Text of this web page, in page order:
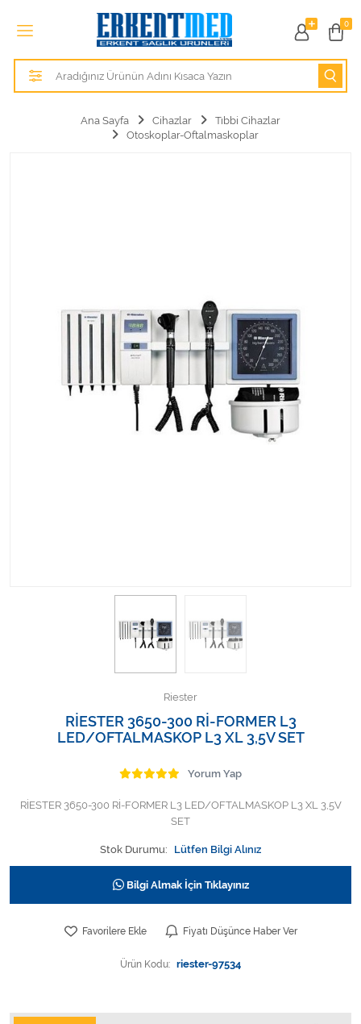
0
Tüm Kategoriler
Alezler
Anne ve Bebek Sağlığı
Kişisel Bakım ve Sağlık
Kişisel Bakım ve Sağlık
Varis Çorapları
Tüm Kategorileri Gör
Ana Sayfa Cihazlar
Tıbbi Cihazlar
Otoskoplar-Oftalmaskoplar
Riester
RİESTER 3650-300 Rİ-FORMER L3
LED/OFTALMASKOP L3 XL 3,5V SET
Yorum Yap
RİESTER 3650-300 Rİ-FORMER L3 LED/OFTALMASKOP L3 XL 3,5V
SET
Stok Durumu: Lütfen Bilgi Alınız
Bilgi Almak İçin Tıklayınız
Favorilere Ekle Fiyatı Düşünce Haber Ver
Ürün Kodu: riester-97534